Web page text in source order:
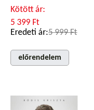
Kötött ár:
5 399 Ft
Eredeti ár:5 999 Ft
előrendelem